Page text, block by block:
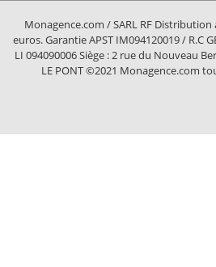
Monagence.com / SARL RF Distribution
euros. Garantie APST IM094120019 / R.C
LI 094090006 Siège : 2 rue du Nouveau
LE PONT ©2021 Monagence.com